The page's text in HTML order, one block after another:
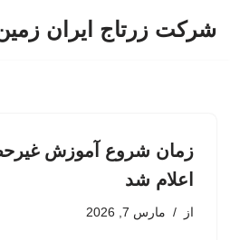
شرکت زرتاج ایران زمین
زمان شروع آموزش
اعلام شد
از مارس 7, 2026